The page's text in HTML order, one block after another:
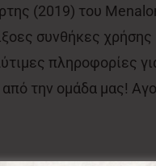
(2019) του
συνθήκες
πληροφορίες
την ομάδα μας!